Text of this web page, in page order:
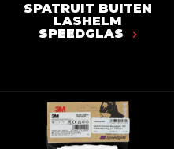
SPATRUIT BUITEN
LASHELM
SPEEDGLAS